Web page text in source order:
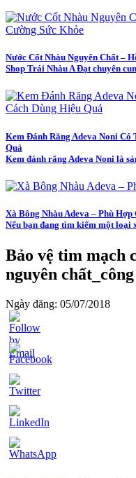
Nước Cốt Nhàu Nguyên Chất –
Shop Trái Nhàu A Đạt chuyên
Kem Đánh Răng Adeva Noni Có
Quả
Kem đánh răng Adeva Noni là
Xà Bông Nhàu Adeva – Phù
Nếu bạn đang tìm kiếm một loại
Bảo vệ tim mạch
nguyên
Ngày đăng: 05/07/2018